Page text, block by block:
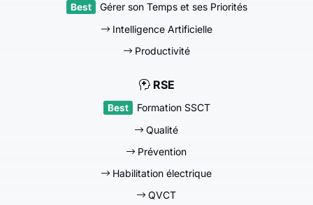
Gérer son Temps et ses Priorités
Intelligence Artificielle
Productivité
RSE
Formation SSCT
Qualité
Prévention
Habilitation électrique
QVCT